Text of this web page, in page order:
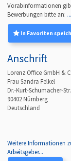
Vorabinformationen
Bewerbungen bitte an:
In Favoriten
Anschrift
Lorenz Office GmbH &
Frau Sandra Felkel
Dr.-Kurt-Schumacher-
90402Nürnberg
Deutschland
Weitere Informationen
Arbeitsgeber...